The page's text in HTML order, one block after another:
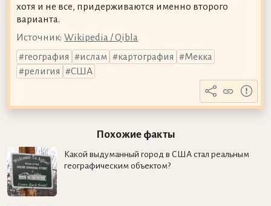
хотя и не все, придерживаются именно второго
варианта.
Источник: Wikipedia / Qibla
география
ислам картография
Мекка
религия
США
Похожие факты
Какой выдуманный город в США стал реальным
географическим объектом?